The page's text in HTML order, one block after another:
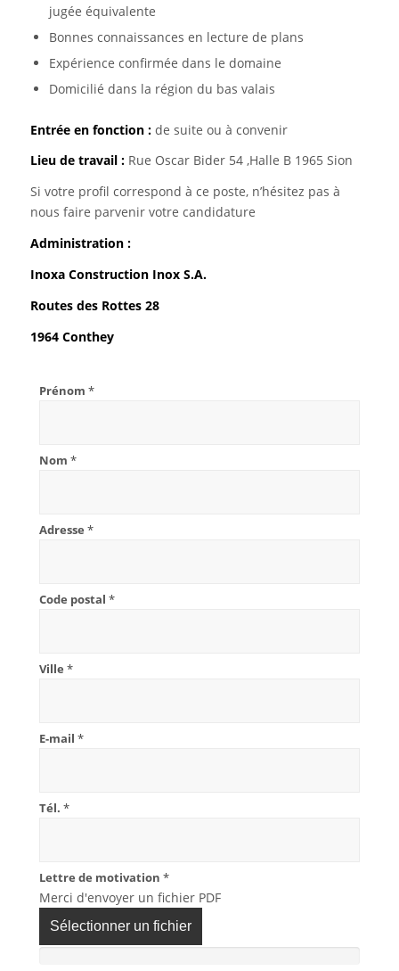
jugée équivalente
Bonnes connaissances en lecture de plans
Expérience confirmée dans le domaine
Domicilié dans la région du bas valais
Entrée en fonction : de suite ou à convenir
Lieu de travail : Rue Oscar Bider 54 ,Halle B 1965 Sion
Si votre profil correspond à ce poste, n’hésitez pas à
nous faire parvenir votre candidature
Administration :
Inoxa Construction Inox S.A.
Routes des Rottes 28
1964 Conthey
Prénom *
Nom *
Adresse *
Code postal *
Ville *
E-mail *
Tél. *
Lettre de motivation *
Sélectionner un fichier
Merci d'envoyer un fichier PDF